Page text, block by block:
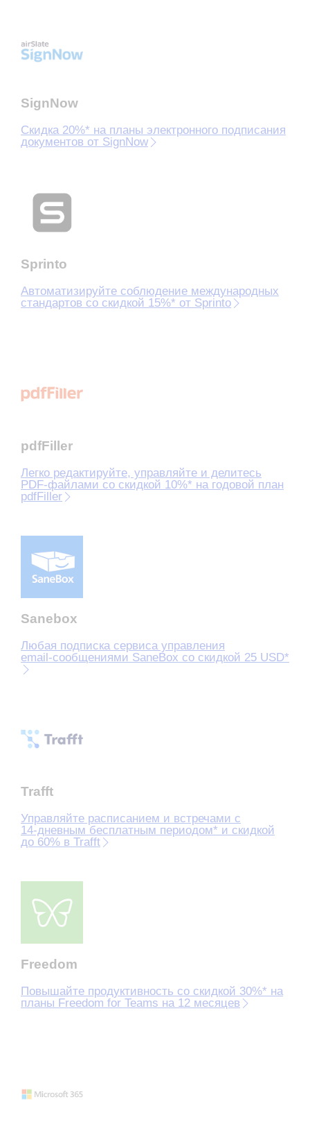
SignNow
Скидка 20%* на планы электронного подписания
документов от SignNow
Sprinto
Автоматизируйте соблюдение международных
стандартов со скидкой 15%* от Sprinto
pdfFiller
Легко редактируйте, управляйте и делитесь
PDF‑файлами со скидкой 10%* на годовой план
pdfFiller
Sanebox
Любая подписка сервиса управления
email‑сообщениями SaneBox со скидкой 25 USD*
Trafft
Управляйте расписанием и встречами с
14‑дневным бесплатным периодом* и скидкой
до 60% в Trafft
Freedom
Повышайте продуктивность со скидкой 30%* на
планы Freedom for Teams на 12 месяцев